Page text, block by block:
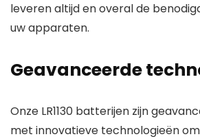
leveren altijd en overal de
uw apparaten.
Geavanceerde
Onze LR1130 batterijen zijn
met innovatieve technologieën